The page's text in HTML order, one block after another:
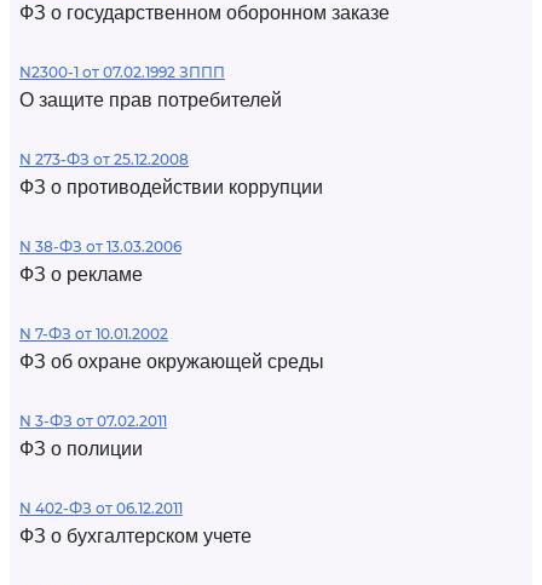
ФЗ о государственном оборонном заказе
N2300-1 от 07.02.1992 ЗППП
О защите прав потребителей
N 273-ФЗ от 25.12.2008
ФЗ о противодействии коррупции
N 38-ФЗ от 13.03.2006
ФЗ о рекламе
N 7-ФЗ от 10.01.2002
ФЗ об охране окружающей среды
N 3-ФЗ от 07.02.2011
ФЗ о полиции
N 402-ФЗ от 06.12.2011
ФЗ о бухгалтерском учете